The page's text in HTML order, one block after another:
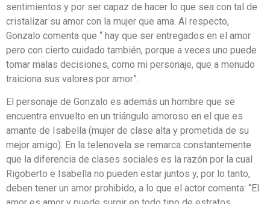
sentimientos y por ser capaz de hacer lo que sea con tal de
cristalizar su amor con la mujer que ama. Al respecto,
Gonzalo comenta que “ hay que ser entregados en el amor
pero con cierto cuidado también, porque a veces uno puede
tomar malas decisiones, como mi personaje, que a menudo
traiciona sus valores por amor”.
El personaje de Gonzalo es además un hombre que se
encuentra envuelto en un triángulo amoroso en el que es
amante de Isabella (mujer de clase alta y prometida de su
mejor amigo). En la telenovela se remarca constantemente
que la diferencia de clases sociales es la razón por la cual
Rigoberto e Isabella no pueden estar juntos y, por lo tanto,
deben tener un amor prohibido, a lo que el actor comenta: “El